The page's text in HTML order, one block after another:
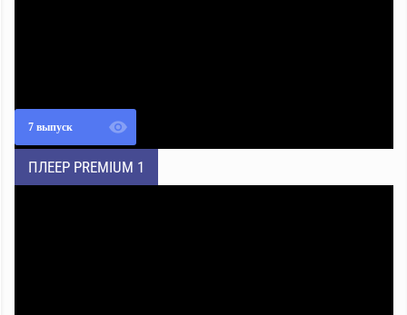
7 выпуск
ПЛЕЕР PREMIUM 1